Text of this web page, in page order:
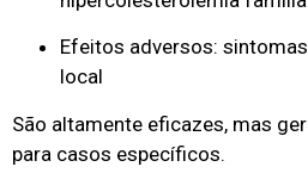
Efeitos adversos:
local
São altamente eficazes, mas
para casos específicos.